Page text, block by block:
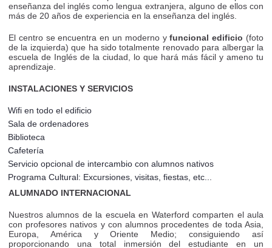
enseñanza del inglés como lengua extranjera, alguno de ellos con
más de 20 años de experiencia en la enseñanza del inglés.
El centro se encuentra en un moderno yfuncional edificio (foto
de la izquierda) que ha sido totalmente renovado para albergar la
escuela de Inglés de la ciudad, lo que hará más fácil y ameno tu
aprendizaje.
INSTALACIONES Y SERVICIOS
Wifi en todo el edificio
Sala de ordenadores
Biblioteca
Cafetería
Servicio opcional de intercambio con alumnos nativos
Programa Cultural: Excursiones, visitas, fiestas, etc...
ALUMNADO INTERNACIONAL
Nuestros alumnos de la escuela en Waterford comparten el aula
con profesores nativos y con alumnos procedentes de toda Asia,
Europa, América y Oriente Medio; consiguiendo así
proporcionando una total inmersión del estudiante en un